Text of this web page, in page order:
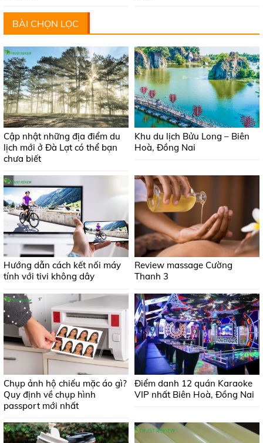
BÀI CHỌN LỌC
Cập nhật những địa điểm du
lịch mới ở Đà Lạt có thể bạn
chưa biết
Khu du lịch Bửu Long – Biên
Hoà, Đồng Nai
Hướng dẫn cách kết nối máy
tính với tivi không dây
Review massage Cường
Thanh 3
Chụp ảnh hộ chiếu mặc áo gì?
Quy định về chụp hình
passport mới nhất
Điểm danh 12 quán Karaoke
VIP nhất Biên Hoà, Đồng Nai